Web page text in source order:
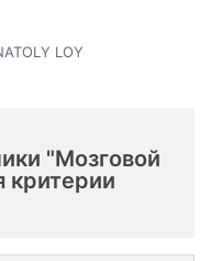
LOY
"Мозговой
критерии